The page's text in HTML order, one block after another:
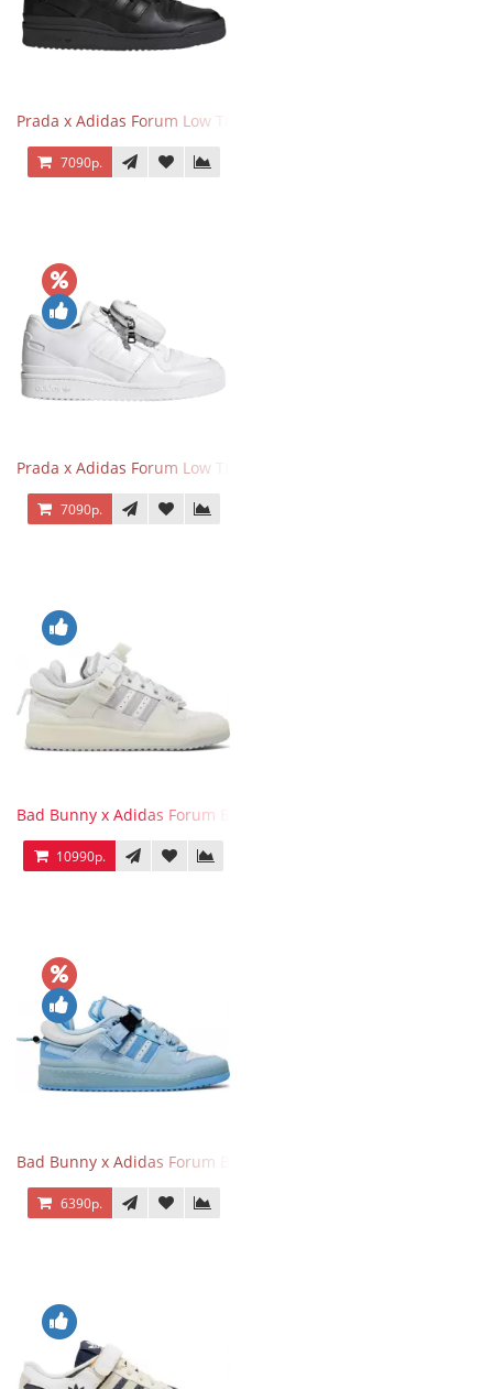
Prada x Adidas Forum Low Triple Black
7090р.
Prada x Adidas Forum Low Triple White
7090р.
Bad Bunny x Adidas Forum Buckle Low Last
10990р.
Bad Bunny x Adidas Forum Buckle Low Blue Tint
6390р.